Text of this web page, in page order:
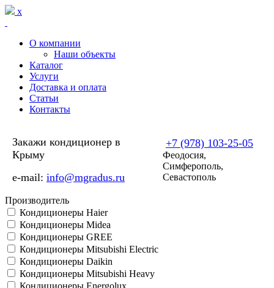
Перейти к основному содержанию
x
О компании
Наши объекты
Каталог
Услуги
Доставка и оплата
Статьи
Контакты
Закажи кондиционер в
Крыму
e-mail: info@mgradus.ru
+7 (978) 103-25-05
Феодосия,
Симферополь,
Севастополь
Производитель
Кондиционеры Haier
Кондиционеры Midea
Кондиционеры GREE
Кондиционеры Mitsubishi Electric
Кондиционеры Daikin
Кондиционеры Mitsubishi Heavy
Кондиционеры Energolux